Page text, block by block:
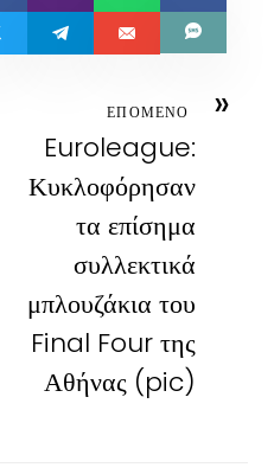
»
ΕΠΟΜΕΝΟ
Euroleague:
Κυκλοφόρησαν
τα επίσημα
συλλεκτικά
μπλουζάκια του
Final Four της
Αθήνας (pic)